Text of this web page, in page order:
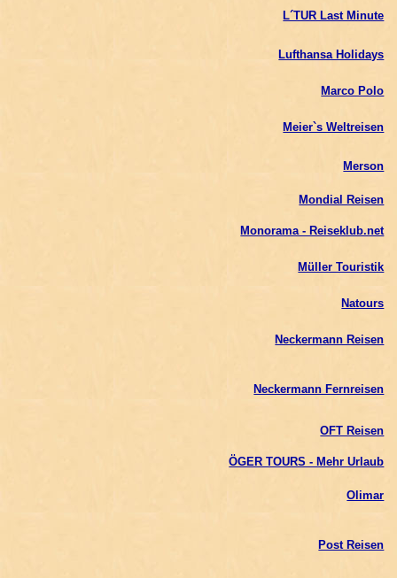
L´TUR Last Minute
Lufthansa Holidays
Marco Polo
Meier`s Weltreisen
Merson
Mondial Reisen
Monorama - Reiseklub.net
Müller Touristik
Natours
Neckermann Reisen
Neckermann Fernreisen
OFT Reisen
ÖGER TOURS - Mehr Urlaub
Olimar
Post Reisen